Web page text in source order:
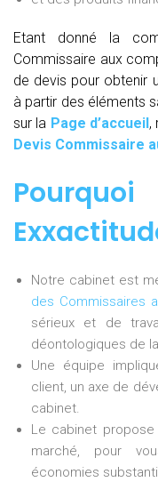
Etant donné la
Commissaire aux
de devis pour obtenir
à partir des éléments
sur la Page d’accueil,
Devis Commissaire
Notre cabinet est
des Commissaires
sérieux et de
déontologiques de
Une équipe
client, un axe de
cabinet.
Le cabinet
marché, pour
économies